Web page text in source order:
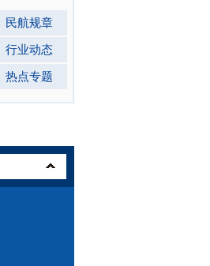
民航规章
行业动态
热点专题